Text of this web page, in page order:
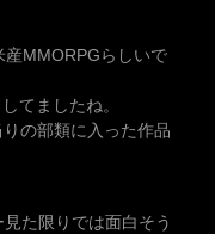
MMORPGらしいで
てましたね。
の部類に入った作品
た限りでは面白そう